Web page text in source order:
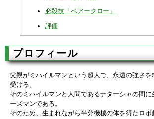
必殺技「ベアークロー」
評価
プロフィール
父親がミハイルマンという超人で、永遠の強さを
受ける。
そのミハイルマンと人間であるナターシャの間に
ーズマンである。
そのため、生まれながら半分機械の体を得たロボ